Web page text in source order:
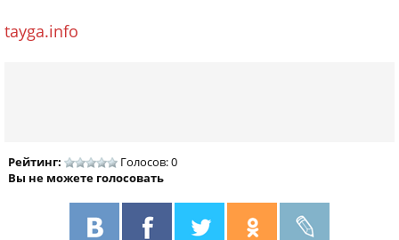
tayga.info
Рейтинг:
Голосов: 0
Вы не можете голосовать